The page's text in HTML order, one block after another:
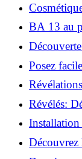
beauté
BA 13 au
coller ?
Glamour !
Posez
Révélés:
l'huile de
Installation
luminaire
Découvrez
Pourquoi